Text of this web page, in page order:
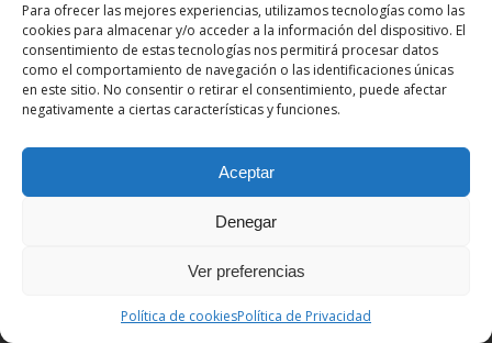
Para ofrecer las mejores experiencias, utilizamos tecnologías como las
cookies para almacenar y/o acceder a la información del dispositivo. El
consentimiento de estas tecnologías nos permitirá procesar datos
como el comportamiento de navegación o las identificaciones únicas
en este sitio. No consentir o retirar el consentimiento, puede afectar
negativamente a ciertas características y funciones.
Aceptar
Denegar
Ver preferencias
Política de cookiesPolítica de Privacidad
Secretaría Virtual
Facebook
Copyright © 2026. All Rights Reserved |